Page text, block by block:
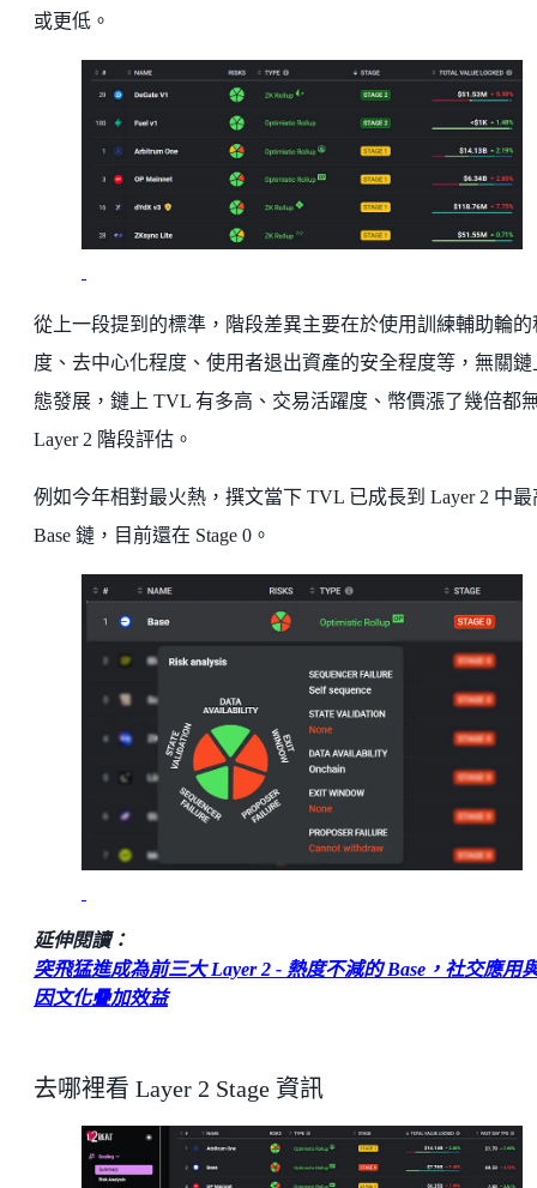
或更低。
從上一段提到的標準，階段差異主要在於使用訓練輔助輪的
度、去中心化程度、使用者退出資產的安全程度等，無關鏈
態發展，鏈上 TVL 有多高、交易活躍度、幣價漲了幾倍都
Layer 2 階段評估。
例如今年相對最火熱，撰文當下 TVL 已成長到 Layer 2 中最
Base 鏈，目前還在 Stage 0。
延伸閱讀：
突飛猛進成為前三大 Layer 2 - 熱度不減的 Base，社交應用
因文化疊加效益
去哪裡看 Layer 2 Stage 資訊